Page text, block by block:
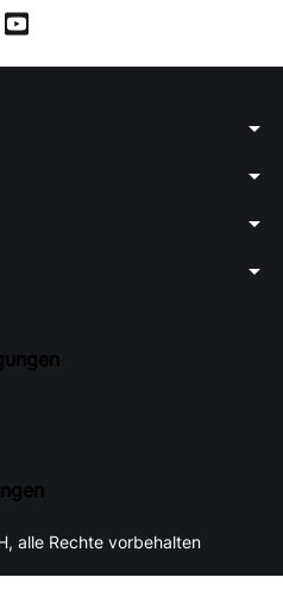
arrow_drop_down
arrow_drop_down
arrow_drop_down
arrow_drop_down
alle Rechte vorbehalten